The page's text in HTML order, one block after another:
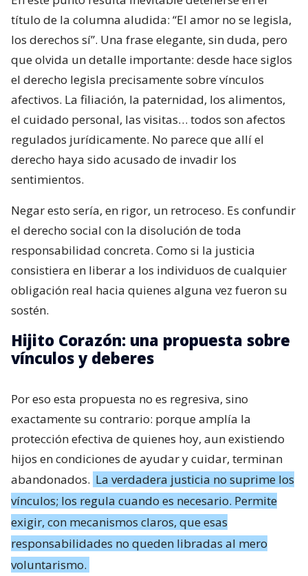
título de la columna aludida: “El amor no se legisla,
los derechos sí”. Una frase elegante, sin duda, pero
que olvida un detalle importante: desde hace siglos
el derecho legisla precisamente sobre vínculos
afectivos. La filiación, la paternidad, los alimentos,
el cuidado personal, las visitas… todos son afectos
regulados jurídicamente. No parece que allí el
derecho haya sido acusado de invadir los
sentimientos.
Negar esto sería, en rigor, un retroceso. Es confundir
el derecho social con la disolución de toda
responsabilidad concreta. Como si la justicia
consistiera en liberar a los individuos de cualquier
obligación real hacia quienes alguna vez fueron su
sostén.
Hijito Corazón: una propuesta sobre
vínculos y deberes
Por eso esta propuesta no es regresiva, sino
exactamente su contrario: porque amplía la
protección efectiva de quienes hoy, aun existiendo
hijos en condiciones de ayudar y cuidar, terminan
abandonados. La verdadera justicia no suprime los
vínculos; los regula cuando es necesario. Permite
exigir, con mecanismos claros, que esas
responsabilidades no queden libradas al mero
voluntarismo.